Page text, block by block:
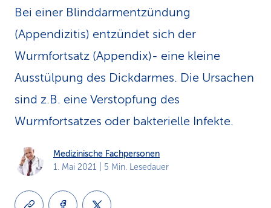
i
c
e
-
L
n
Bei einer Blinddarmentzündung
(Appendizitis) entzündet sich der
Wurmfortsatz (Appendix)- eine kleine
Ausstülpung des Dickdarmes. Die Ursachen
sind z.B. eine Verstopfung des
Wurmfortsatzes oder bakterielle Infekte.
Medizinische Fachpersonen
1. Mai 2021 | 5 Min. Lesedauer